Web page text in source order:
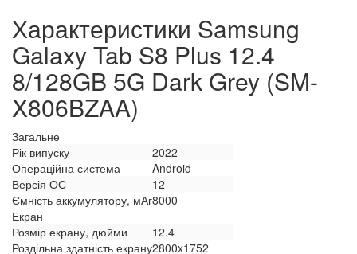
Характеристики Samsung
Galaxy Tab S8 Plus 12.4
8/128GB 5G Dark Grey (SM-
X806BZAA)
Загальне
Рік випуску
2022
Операційна система
Android
Версія ОС
12
Ємність аккумулятору, мАг8000
Екран
Розмір екрану, дюйми
12.4
Роздільна здатність екрану2800x1752